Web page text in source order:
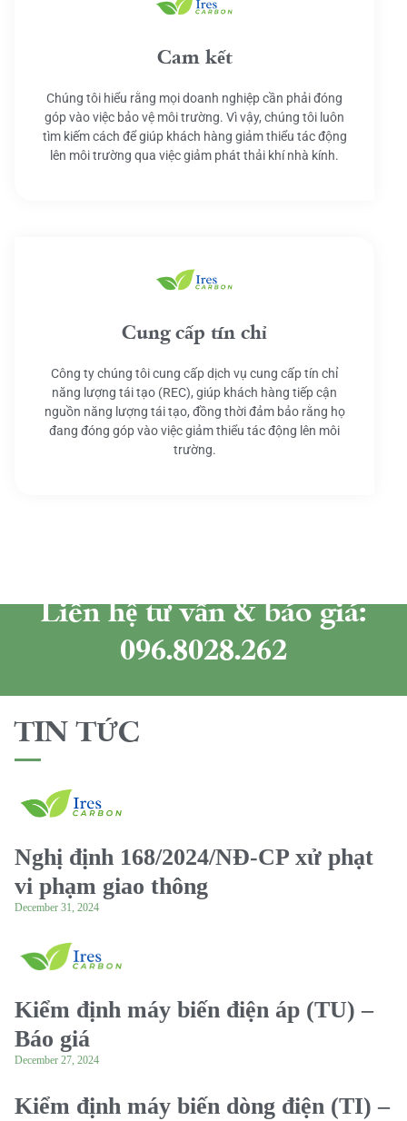
Cam kết
Chúng tôi hiểu rằng mọi doanh nghiệp cần phải đóng
góp vào việc bảo vệ môi trường. Vì vậy, chúng tôi luôn
tìm kiếm cách để giúp khách hàng giảm thiểu tác động
lên môi trường qua việc giảm phát thải khí nhà kính.
Cung cấp tín chỉ
Công ty chúng tôi cung cấp dịch vụ cung cấp tín chỉ
năng lượng tái tạo (REC), giúp khách hàng tiếp cận
nguồn năng lượng tái tạo, đồng thời đảm bảo rằng họ
đang đóng góp vào việc giảm thiểu tác động lên môi
trường.
Liên hệ tư vấn & báo giá:
096.8028.262
TIN TỨC
Nghị định 168/2024/NĐ-CP xử phạt
vi phạm giao thông
December 31, 2024
Kiểm định máy biến điện áp (TU) –
Báo giá
December 27, 2024
Kiểm định máy biến dòng điện (TI) –